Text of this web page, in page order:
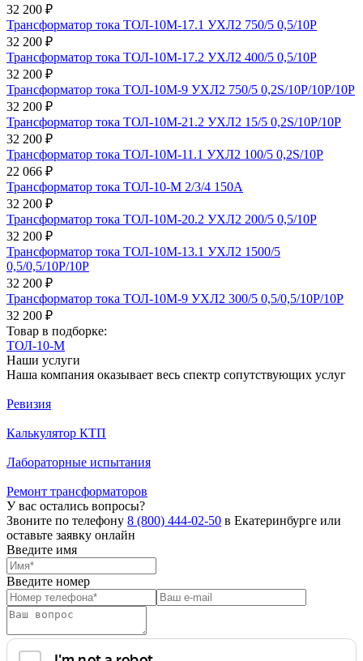
32 200 ₽
Трансформатор тока ТОЛ-10М-17.1 УХЛ2 750/5 0,5/10Р
32 200 ₽
Трансформатор тока ТОЛ-10М-17.2 УХЛ2 400/5 0,5/10Р
32 200 ₽
Трансформатор тока ТОЛ-10М-9 УХЛ2 750/5 0,2S/10Р/10Р/10Р
32 200 ₽
Трансформатор тока ТОЛ-10М-21.2 УХЛ2 15/5 0,2S/10Р/10Р
32 200 ₽
Трансформатор тока ТОЛ-10М-11.1 УХЛ2 100/5 0,2S/10Р
22 066 ₽
Трансформатор тока ТОЛ-10-М 2/3/4 150А
32 200 ₽
Трансформатор тока ТОЛ-10М-20.2 УХЛ2 200/5 0,5/10Р
32 200 ₽
Трансформатор тока ТОЛ-10М-13.1 УХЛ2 1500/5
0,5/0,5/10Р/10Р
32 200 ₽
Трансформатор тока ТОЛ-10М-9 УХЛ2 300/5 0,5/0,5/10Р/10Р
32 200 ₽
Товар в подборке:
ТОЛ-10-М
Наши услуги
Наша компания оказывает весь спектр сопутствующих услуг
Ревизия
Калькулятор КТП
Лабораторные испытания
Ремонт трансформаторов
У вас остались вопросы?
Звоните по телефону 8 (800) 444-02-50 в Екатеринбурге или
оставьте заявку онлайн
Введите имя
Введите номер